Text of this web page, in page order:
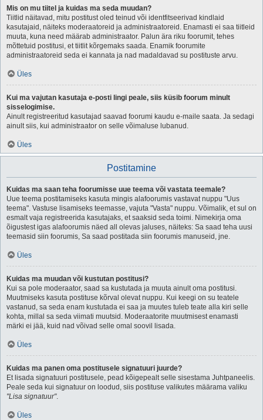
Mis on mu tiitel ja kuidas ma seda muudan?
Tiitlid näitavad, mitu postitust oled teinud või identfitseerivad kindlaid
kasutajaid, näiteks moderaatoreid ja administraatoreid. Enamasti ei saa tiitleid
muuta, kuna need määrab administraator. Palun ära riku foorumit, tehes
mõttetuid postitusi, et tiitlit kõrgemaks saada. Enamik foorumite
administraatoreid seda ei kannata ja nad madaldavad su postituste arvu.
Üles
Kui ma vajutan kasutaja e-posti lingi peale, siis küsib foorum minult
sisselogimise.
Ainult registreeritud kasutajad saavad foorumi kaudu e-maile saata. Ja sedagi
ainult siis, kui administraator on selle võimaluse lubanud.
Üles
Postitamine
Kuidas ma saan teha foorumisse uue teema või vastata teemale?
Uue teema postitamiseks kasuta mingis alafoorumis vastavat nuppu "Uus
teema". Vastuse lisamiseks teemasse, vajuta "Vasta" nuppu. Võimalik, et sul on
esmalt vaja registreerida kasutajaks, et saaksid seda toimi. Nimekirja oma
õigustest igas alafoorumis näed all olevas jaluses, näiteks: Sa saad teha uusi
teemasid siin foorumis, Sa saad postitada siin foorumis manuseid, jne.
Üles
Kuidas ma muudan või kustutan postitusi?
Kui sa pole moderaator, saad sa kustutada ja muuta ainult oma postitusi.
Muutmiseks kasuta postituse kõrval olevat nuppu. Kui keegi on su teatele
vastanud, sa seda enam kustutada ei saa ja muutes tuleb teate alla kiri selle
kohta, millal sa seda viimati muutsid. Moderaatorite muutmisest enamasti
märki ei jää, kuid nad võivad selle omal soovil lisada.
Üles
Kuidas ma panen oma postitusele signatuuri juurde?
Et lisada signatuuri postitusele, pead kõigepealt selle sisestama Juhtpaneelis.
Peale seda kui signatuur on loodud, siis postituse valikutes määrama valiku
"Lisa signatuur".
Üles